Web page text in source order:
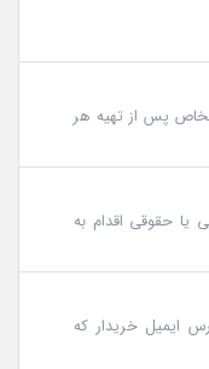
هاست 97 و کلیه اشخاص پس از تهیه هر
حقوقی اقدام به
ایمیل خریدار که